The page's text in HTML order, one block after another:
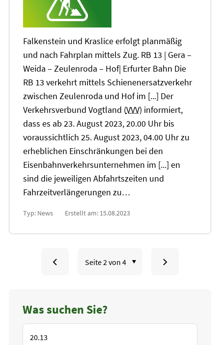
Falkenstein und Kraslice erfolgt planmäßig
und nach Fahrplan mittels Zug. RB 13 | Gera –
Weida – Zeulenroda – Hof| Erfurter Bahn Die
RB 13 verkehrt mittels Schienenersatzverkehr
zwischen Zeulenroda und Hof im [...] Der
Verkehrsverbund Vogtland (VVV) informiert,
dass es ab 23. August 2023,20.00 Uhr bis
voraussichtlich 25. August 2023, 04.00 Uhr zu
erheblichen Einschränkungen bei den
Eisenbahnverkehrsunternehmen im [...] en
sind die jeweiligen Abfahrtszeiten und
Fahrzeitverlängerungen zu…
Typ: News Erstellt am: 15.08.2023
1
aufrufen:
Was suchen Sie?